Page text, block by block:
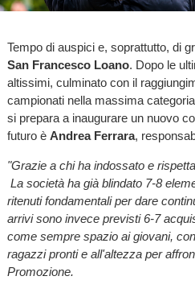
Tempo di auspici e, soprattutto, di
San Francesco Loano. Dopo le
altissimi, culminato con il
campionati nella massima
si prepara a inaugurare un nuovo
futuro è Andrea Ferrara,
"Grazie a chi ha indossato e
La società ha già blindato 7-8
ritenuti fondamentali per dare
arrivi sono invece previsti 6-7
come sempre spazio ai giovani,
ragazzi pronti e all'altezza per
Promozione.